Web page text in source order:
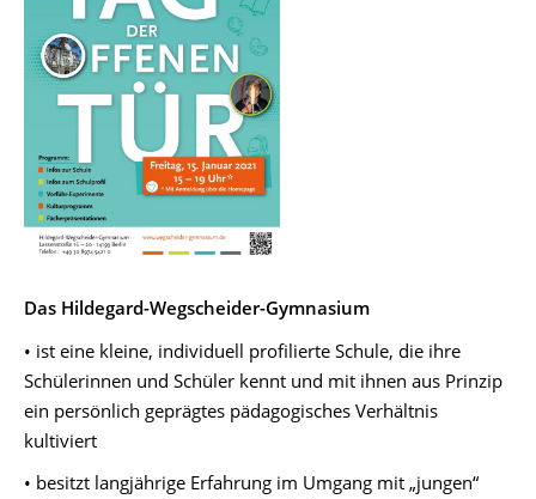
Das Hildegard-Wegscheider-Gymnasium
• ist eine kleine, individuell profilierte Schule, die ihre
Schülerinnen und Schüler kennt und mit ihnen aus Prinzip
ein persönlich geprägtes pädagogisches Verhältnis
kultiviert
• besitzt langjährige Erfahrung im Umgang mit „jungen“